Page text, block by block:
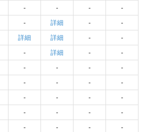
- - -
-
- 詳細 -
-
詳細 詳細 -
-
- 詳細 -
-
- - -
-
- - -
-
- - -
-
- - -
-
- - -
-